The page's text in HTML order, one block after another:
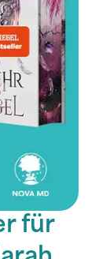
für